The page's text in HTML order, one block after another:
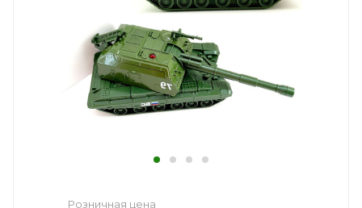
Розничная цена